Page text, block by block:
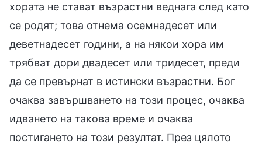
хората не стават възрастни веднага след като
се родят; това отнема осемнадесет или
деветнадесет години, а на някои хора им
трябват дори двадесет или тридесет, преди
да се превърнат в истински възрастни. Бог
очаква завършването на този процес, очаква
идването на такова време и очаква
постигането на този резултат. През цялото